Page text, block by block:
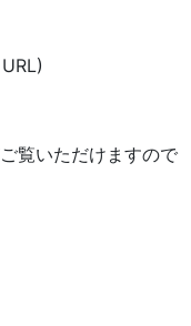
覧いただけますので